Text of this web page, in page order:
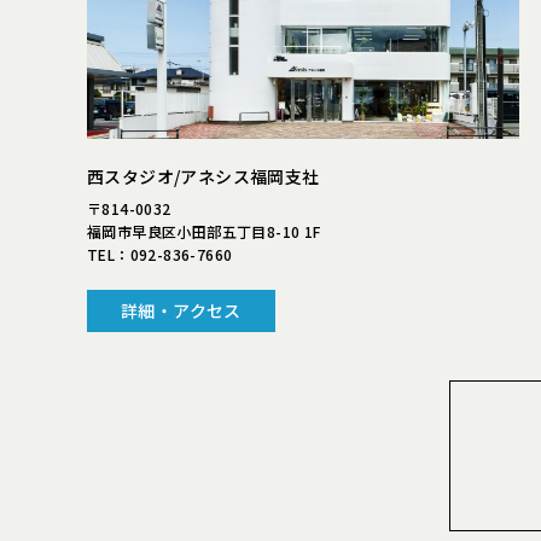
西スタジオ/アネシス福岡支社
〒814-0032
福岡市早良区小田部五丁目8-10 1F
TEL： 092-836-7660
詳細・アクセス